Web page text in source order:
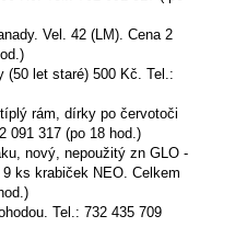
Vel. 42 (LM). Cena 2
(50 let staré) 500 Kč. Tel.:
rám, dírky po červotoči
091 317 (po 18 hod.)
nový, nepoužitý zn GLO -
ks krabiček NEO. Celkem
Tel.: 732 435 709